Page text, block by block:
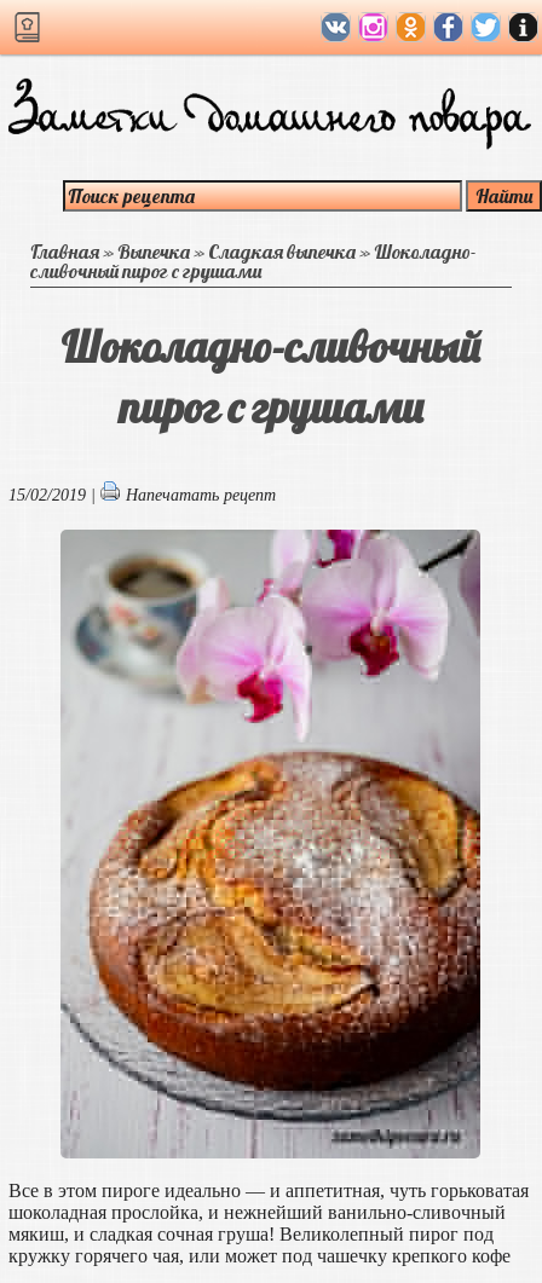
Главная»Выпечка» Сладкая выпечка»Шоколадно-
сливочный пирог с грушами
Шоколадно-сливочный
пирог с грушами
15/02/2019 | Напечатать рецепт
Все в этом пироге идеально — и аппетитная, чуть горьковатая
шоколадная прослойка, и нежнейший ванильно-сливочный
мякиш, и сладкая сочная груша! Великолепный пирог под
кружку горячего чая, или может под чашечку крепкого кофе